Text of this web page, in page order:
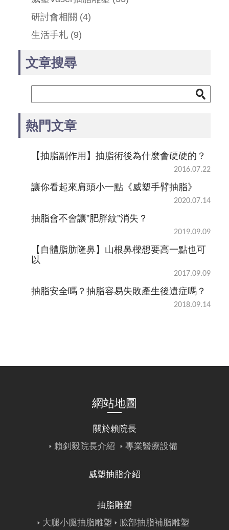
研討會相關 (4)
生活手札 (9)
文章搜尋
熱門文章
【抽脂副作用】抽脂術後為什麼會硬硬的？
2016.07.22
讓你看起來肩頭小一點《威塑手臂抽脂》
2020.07.14
抽脂會不會讓”肥胖紋”消失？
2019.09.09
【自體脂肪隆鼻】山根鼻樑想要高一點也可
以
2017.09.09
抽脂安全嗎？抽脂容易失敗產生後遺症嗎？
2018.09.14
網站地圖
關於賴院長
賴釗毅院長介紹
專業醫療設備
威塑抽脂介紹
抽脂雕塑
大腿小腿抽脂雕塑
臉部抽脂補脂雕塑